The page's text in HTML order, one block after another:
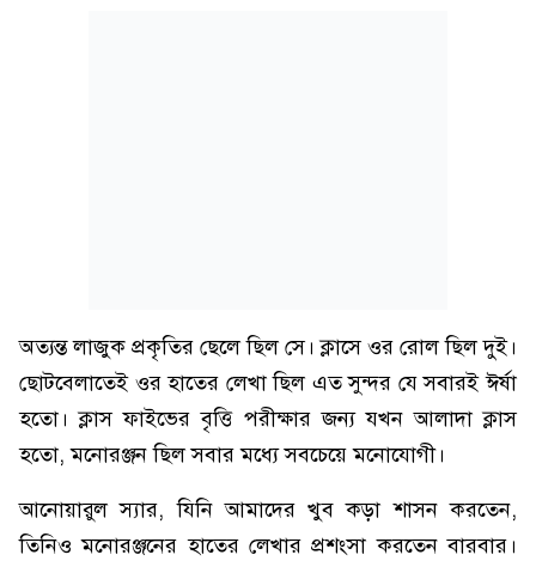
অত্যন্ত লাজুক প্রকৃতির ছেলে ছিল সে। ক্লাসে ওর রোল ছিল দুই।
ছোটবেলাতেই ওর হাতের লেখা ছিল এত সুন্দর যে সবারই ঈর্ষা
হতো। ক্লাস ফাইভের বৃত্তি পরীক্ষার জন্য যখন আলাদা ক্লাস
হতো, মনোরঞ্জন ছিল সবার মধ্যে সবচেয়ে মনোযোগী।
আনোয়ারুল স্যার, যিনি আমাদের খুব কড়া শাসন করতেন,
তিনিও মনোরঞ্জনের হাতের লেখার প্রশংসা করতেন বারবার।